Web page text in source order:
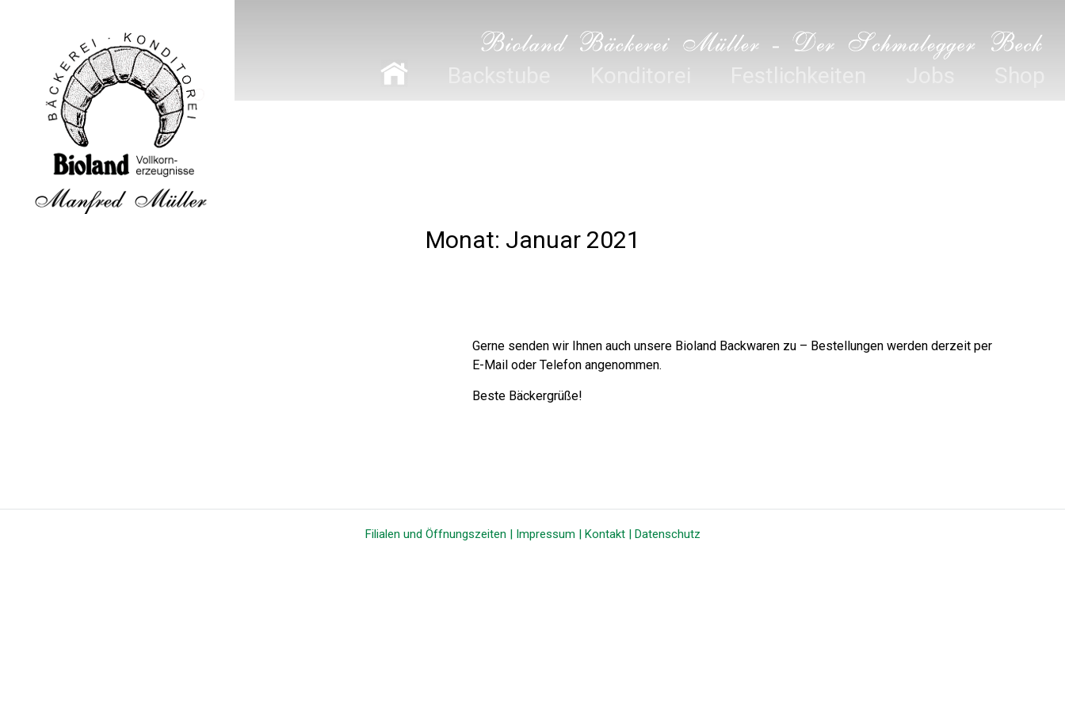
Biolandbäcker Müller
Zum
Inhalt
Monat: Januar 2021
Gerne senden wir Ihnen auch unsere Bioland Backwaren zu – Bestellungen werden derzeit per
E-Mail oder Telefon angenommen.
Beste Bäckergrüße!
Filialen und Öffnungszeiten | Impressum | Kontakt | Datenschutz